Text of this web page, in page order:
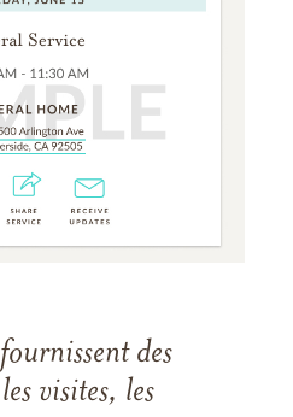
des
visites, les